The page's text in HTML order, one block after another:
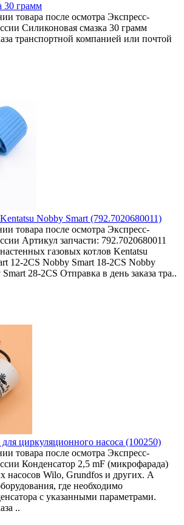
30 грамм
товара после осмотра Экспресс-
Силиконовая смазка 30 грамм
транспортной компанией или почтой
Nobby Smart (792.7020680011)
товара после осмотра Экспресс-
Артикул запчасти: 792.7020680011
газовых котлов Kentatsu
12-2CS Nobby Smart 18-2CS Nobby
28-2CS Отправка в день заказа тра..
циркуляционного насоса (100250)
товара после осмотра Экспресс-
Конденсатор 2,5 mF (микрофарада)
насосов Wilo, Grundfos и других. А
где необходимо
с указанными параметрами.
..